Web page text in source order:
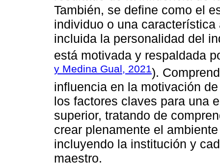
También, se define como el
individuo o una
incluida la personalidad del
está motivada y respaldada
y Medina Gual, 2021).
influencia en la motivación
los factores claves para una
superior, tratando de
crear plenamente el
incluyendo la institución y
maestro.